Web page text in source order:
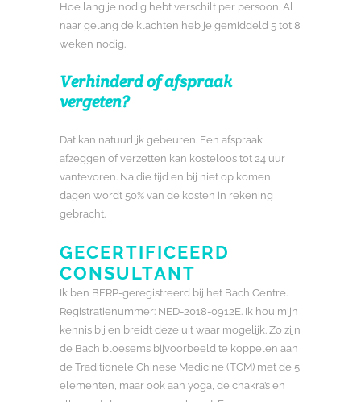
Hoe lang je nodig hebt verschilt per persoon. Al
naar gelang de klachten heb je gemiddeld 5 tot 8
weken nodig.
Verhinderd of afspraak
vergeten?
Dat kan natuurlijk gebeuren. Een afspraak
afzeggen of verzetten kan kosteloos tot 24 uur
vantevoren. Na die tijd en bij niet op komen
dagen wordt 50% van de kosten in rekening
gebracht.
GECERTIFICEERD
CONSULTANT
Ik ben BFRP-geregistreerd bij het Bach Centre.
Registratienummer: NED-2018-0912E. Ik hou mijn
kennis bij en breidt deze uit waar mogelijk. Zo zijn
de Bach bloesems bijvoorbeeld te koppelen aan
de Traditionele Chinese Medicine (TCM) met de 5
elementen, maar ook aan yoga, de chakra’s en